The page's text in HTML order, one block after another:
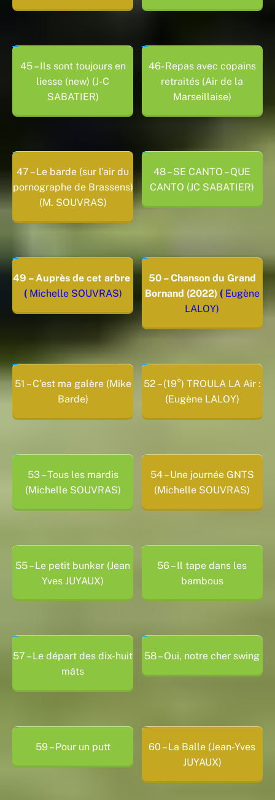
45 – Ils sont toujours en
liesse (new) (J-C
SABATIER)
46- Repas avec copains
retraités (Air de la
Marseillaise)
47 – Le barde (sur l’air du
pornographe de Brassens)
(M. SOUVRAS)
48 – SE CANTO – QUE
CANTO (JC SABATIER)
49 – Auprès de cet arbre
(Michelle SOUVRAS)
50 – Chanson du Grand
Bornand (2022) (Eugène
LALOY)
51 – C’est ma galère (Mike
Barde)
52 – (19°) TROULA LA Air :
(Eugène LALOY)
53 – Tous les mardis
(Michelle SOUVRAS)
54 – Une journée GNTS
(Michelle SOUVRAS)
55 – Le petit bunker (Jean
Yves JUYAUX)
56 – Il tape dans les
bambous
57 – Le départ des dix-huit
mâts
58 – Oui, notre cher swing
59 – Pour un putt
60 – La Balle (Jean-Yves
JUYAUX)